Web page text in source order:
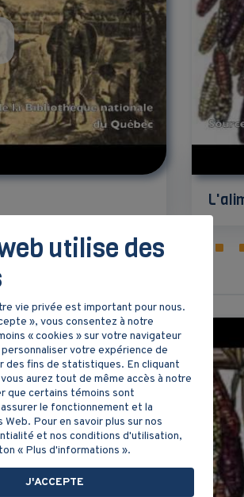
utilise des
vie privée est important pour nous.
», vous consentez à notre
« cookies » sur votre navigateur
votre expérience de
des fins de statistiques. En cliquant
aurez tout de même accès à notre
que certains témoins sont
le fonctionnement et la
Pour en savoir plus sur nos
et nos conditions d'utilisation,
« Plus d'informations ».
J'ACCEPTE